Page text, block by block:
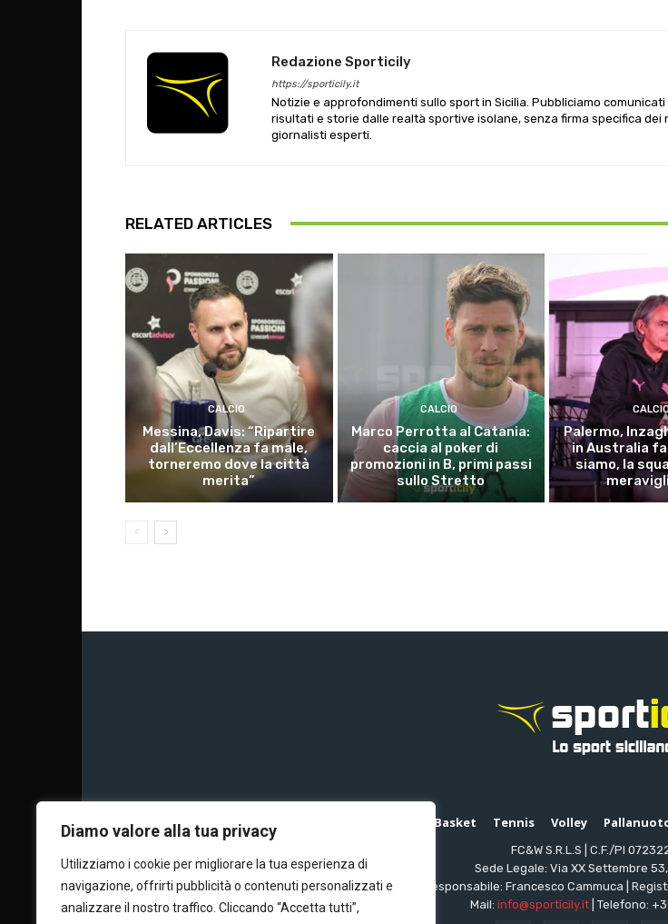
Diamo valore alla tua privacy
Utilizziamo i cookie per migliorare la tua esperienza di
navigazione, offrirti pubblicità o contenuti personalizzati e
analizzare il nostro traffico. Cliccando “Accetta tutti”,
Redazione Sporticily
https://sporticily.it
Notizie e approfondimenti sullo sport in Sicilia. Pubbliciamo comunicati
risultati e storie dalle realtà sportive isolane, senza firma specifica dei
giornalisti esperti.
RELATED ARTICLES
CALCIO
Messina, Davis: “Ripartire
dall’Eccellenza fa male,
torneremo dove la città
merita”
CALCIO
Marco Perrotta al Catania:
caccia al poker di
promozioni in B, primi passi
sullo Stretto
Palermo,
in Australia
siamo, la
Basket Tennis Volley
FC&W S.R.L.S | C.F./PI
Sede Legale: Via XX Settembre
Editore e direttore responsabile: Francesco Cammuca |
Mail:info@sporticily.it | Telefono: